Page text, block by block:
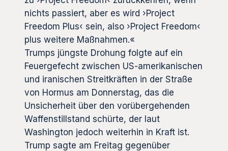
nichts passiert, aber es wird ›Project
Freedom Plus‹ sein, also ›Project Freedom‹
plus weitere Maßnahmen.«
Trumps jüngste Drohung folgte auf ein
Feuergefecht zwischen US-amerikanischen
und iranischen Streitkräften in der Straße
von Hormus am Donnerstag, das die
Unsicherheit über den vorübergehenden
Waffenstillstand schürte, der laut
Washington jedoch weiterhin in Kraft ist.
Trump sagte am Freitag gegenüber